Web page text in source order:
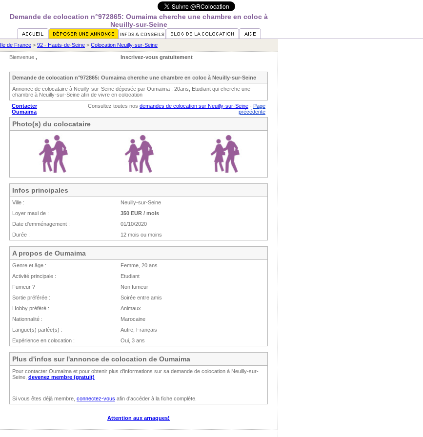
Demande de colocation n°972865: Oumaima cherche une chambre en coloc à
Neuilly-sur-Seine
Ile de France > 92 - Hauts-de-Seine > Colocation Neuilly-sur-Seine
Bienvenue , Inscrivez-vous gratuitement
Demande de colocation n°972865: Oumaima cherche une chambre en coloc à Neuilly-sur-Seine
Annonce de colocataire à Neuilly-sur-Seine déposée par Oumaima , 20ans, Etudiant qui cherche une
chambre à Neuilly-sur-Seine afin de vivre en colocation
Contacter
Oumaima
Consultez toutes nos demandes de colocation sur Neuilly-sur-Seine - Page
précédente
Photo(s) du colocataire
Infos principales
Ville :
Neuilly-sur-Seine
Loyer maxi de :
350 EUR / mois
Date d'emménagement :
01/10/2020
Durée :
12 mois ou moins
A propos de Oumaima
Genre et âge :
Femme, 20 ans
Activité principale :
Etudiant
Fumeur ?
Non fumeur
Sortie préférée :
Soirée entre amis
Hobby préféré :
Animaux
Nationnalité :
Marocaine
Langue(s) parlée(s) :
Autre, Français
Expérience en colocation :
Oui, 3 ans
Plus d'infos sur l'annonce de colocation de Oumaima
Pour contacter Oumaima et pour obtenir plus d'informations sur sa demande de colocation à Neuilly-sur-
Seine, devenez membre (gratuit)
Si vous êtes déjà membre, connectez-vous afin d'accéder à la fiche complète.
Attention aux arnaques!